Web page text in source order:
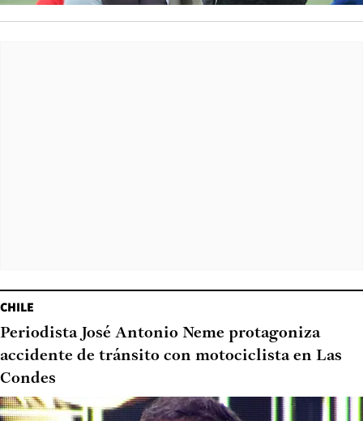
CHILE
Periodista José Antonio Neme protagoniza
accidente de tránsito con motociclista en Las
Condes